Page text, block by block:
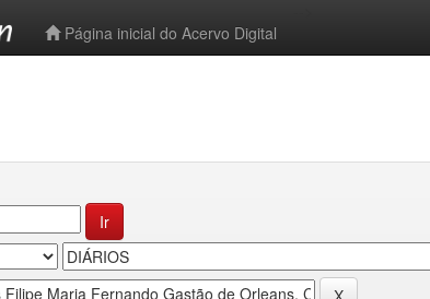
Página inicial do Acervo Digital